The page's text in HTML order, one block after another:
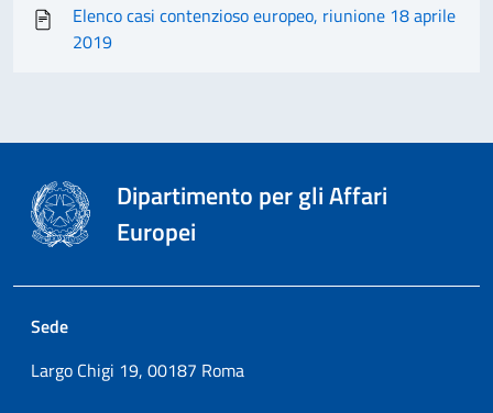
Elenco casi contenzioso europeo, riunione 18 aprile
2019
Dipartimento per gli Affari
Europei
Sede
Largo Chigi 19, 00187 Roma